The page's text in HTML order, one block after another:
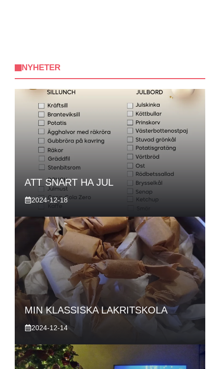
NYHETER
ATT SNART HA JUL
2024-12-18
MIN KLASSISKA LAKRITSKOLA
2024-12-14